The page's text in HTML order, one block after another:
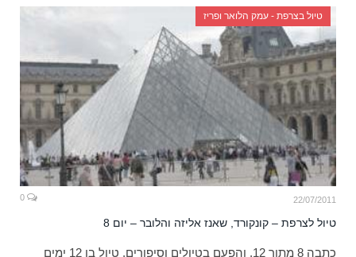
טיול בצרפת - עמק הלואר ופריז
22/07/2011
טיול לצרפת – קונקורד, שאנז אליזה והלובר – יום 8
כתבה 8 מתוך 12, והפעם בטיולים וסיפורים, טיול בן 12 ימים